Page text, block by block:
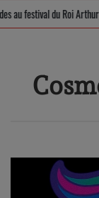
au festival du Roi